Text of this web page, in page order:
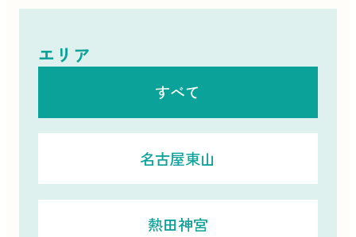
エリア
すべて
名古屋東山
熱田神宮